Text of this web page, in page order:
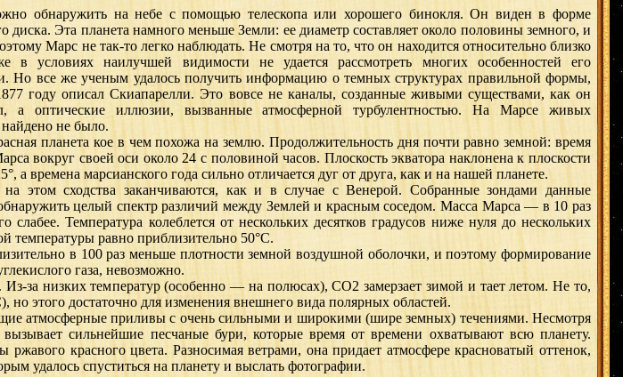
обнаружить на небе с помощью телескопа или хорошего бинокля. Он виден в форме
диска. Эта планета намного меньше Земли: ее диаметр составляет около половины земного, и
Марс не так-то легко наблюдать. Не смотря на то, что он находится относительно близко
в условиях наилучшей видимости не удается рассмотреть многих особенностей его
Но все же ученым удалось получить информацию о темных структурах правильной формы,
году описал Скиапарелли. Это вовсе не каналы, созданные живыми существами, как он
а оптические иллюзии, вызванные атмосферной турбулентностью. На Марсе живых
не было.
планета кое в чем похожа на землю. Продолжительность дня почти равно земной: время
вокруг своей оси около 24 с половиной часов. Плоскость экватора наклонена к плоскости
а времена марсианского года сильно отличается дуг от друга, как и на нашей планете.
этом сходства заканчиваются, как и в случае с Венерой. Собранные зондами данные
целый спектр различий между Землей и красным соседом. Масса Марса — в 10 раз
Температура колеблется от нескольких десятков градусов ниже нуля до нескольких
температуры равно приблизительно 50°С.
в 100 раз меньше плотности земной воздушной оболочки, и поэтому формирование
газа, невозможно.
за низких температур (особенно — на полюсах), CO2 замерзает зимой и тает летом. Не то,
этого достаточно для изменения внешнего вида полярных областей.
атмосферные приливы с очень сильными и широкими (шире земных) течениями. Несмотря
сильнейшие песчаные бури, которые время от времени охватывают всю планету.
красного цвета. Разносимая ветрами, она придает атмосфере красноватый оттенок,
удалось спуститься на планету и выслать фотографии.